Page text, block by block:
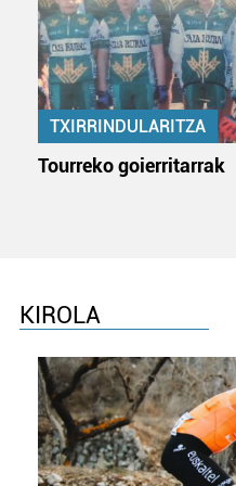
Webgune honek cookie
fitxategiak erabiltzen ditu.
zerbitzuak hobetzeko
baliatzen gara. Ohar hau
erabiltzeko baimen
TXIRRINDULARITZA
Tourreko goierritarrak
KIROLA